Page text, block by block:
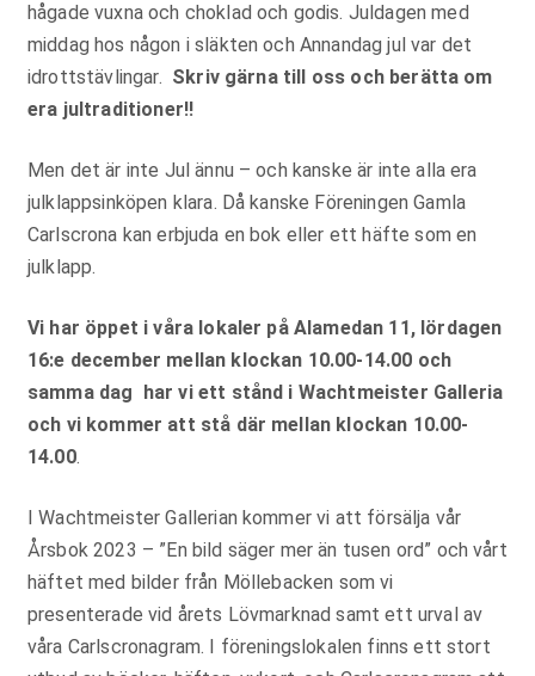
hågade vuxna och choklad och godis. Juldagen med
middag hos någon i släkten och Annandag jul var det
idrottstävlingar. Skriv gärna till oss och berätta om
era jultraditioner!!
Men det är inte Jul ännu – och kanske är inte alla era
julklappsinköpen klara. Då kanske Föreningen Gamla
Carlscrona kan erbjuda en bok eller ett häfte som en
julklapp.
Vi har öppet i våra lokaler på Alamedan 11, lördagen
16:e december mellan klockan 10.00-14.00 och
samma dag har vi ett stånd i Wachtmeister Galleria
och vi kommer att stå där mellan klockan 10.00-
14.00.
I Wachtmeister Gallerian kommer vi att försälja vår
Årsbok 2023 – ”En bild säger mer än tusen ord” och vårt
häftet med bilder från Möllebacken som vi
presenterade vid årets Lövmarknad samt ett urval av
våra Carlscronagram. I föreningslokalen finns ett stort